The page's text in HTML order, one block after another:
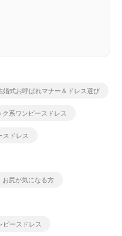
婚式お呼ばれマナー＆ドレス選び
ク系ワンピースドレス
スドレス
お尻が気になる方
ピースドレス